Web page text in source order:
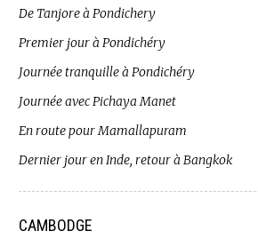
De Tanjore à Pondichery
Premier jour à Pondichéry
Journée tranquille à Pondichéry
Journée avec Pichaya Manet
En route pour Mamallapuram
Dernier jour en Inde, retour à Bangkok
CAMBODGE